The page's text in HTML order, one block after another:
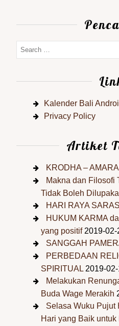
Kalender Bali
Privacy Policy
Artiket
KRODHA –
Makna dan Filosofi
Tidak Boleh
HARI RAYA
HUKUM KARMA
yang positif 2019-02-
SANGGAH
PERBEDAAN
SPIRITUAL 2019-
Melakukan
Buda Wage Merakih
Selasa Wuku Pujut
Hari yang Baik